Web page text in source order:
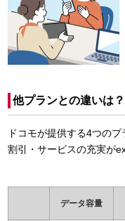
他プランとの違いは？
ドコモが提供する4つの
割引・サービスの充実が
データ容量